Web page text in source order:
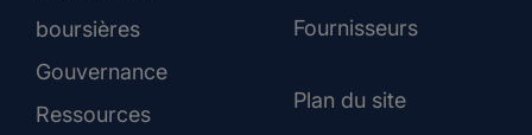
boursières
Gouvernance
Ressources
Fournisseurs
Plan du site